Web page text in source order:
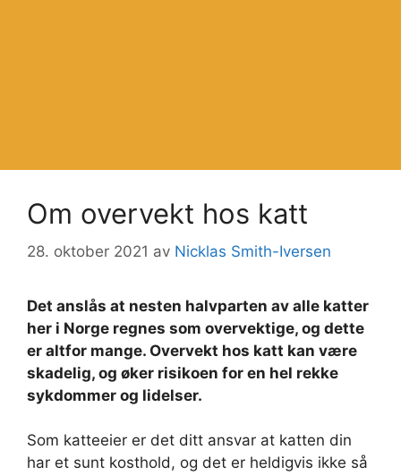
Om overvekt hos katt
28. oktober 2021 av Nicklas Smith-Iversen
Det anslås at nesten halvparten av alle katter
her i Norge regnes som overvektige, og dette
er altfor mange. Overvekt hos katt kan være
skadelig, og øker risikoen for en hel rekke
sykdommer og lidelser.
Som katteeier er det ditt ansvar at katten din
har et sunt kosthold, og det er heldigvis ikke så